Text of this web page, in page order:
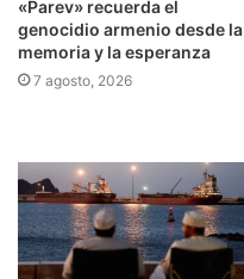
​«Parev» recuerda el
genocidio armenio desde la
memoria y la esperanza
7 agosto, 2026